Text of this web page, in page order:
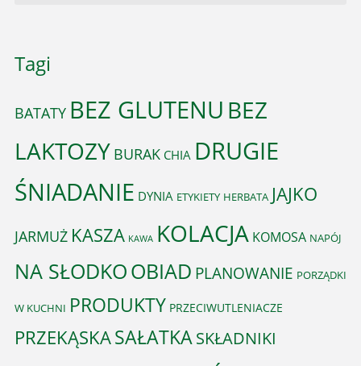
Tagi
BATATY BEZ GLUTENU BEZ
LAKTOZY BURAK CHIA DRUGIE
ŚNIADANIE DYNIA ETYKIETY HERBATA JAJKO
JARMUŻ KASZA KAWA KOLACJA KOMOSA NAPÓJ
NA SŁODKOOBIAD PLANOWANIE PORZĄDKI
W KUCHNI PRODUKTY PRZECIWUTLENIACZE
PRZEKĄSKASAŁATKASKŁADNIKI